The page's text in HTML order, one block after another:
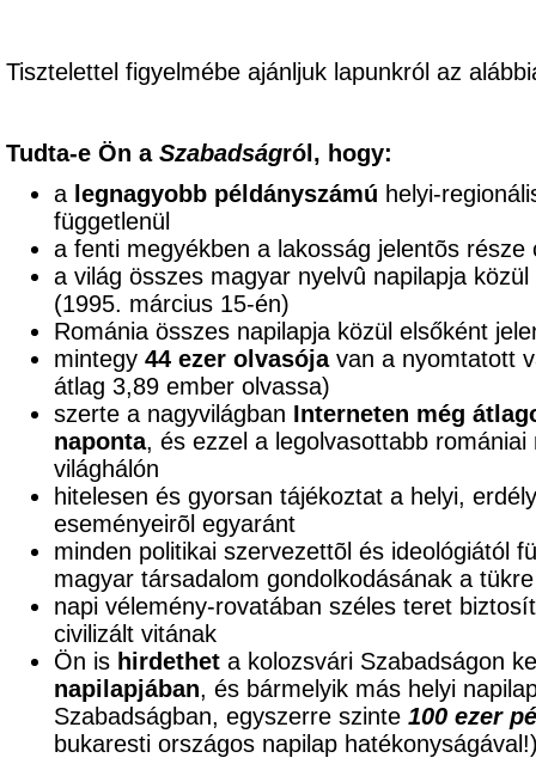
Tisztelettel figyelmébe ajánljuk lapunkról az
Tudta-e Ön a Szabadságról, hogy:
a legnagyobb példányszámú helyi-
függetlenül
a fenti megyékben a lakosság jelentõs
a világ összes magyar nyelvû napilapja
(1995. március 15-én)
Románia összes napilapja közül elsőként
mintegy 44 ezer olvasójavan a nyomtatott
átlag 3,89 ember olvassa)
szerte a nagyvilágban Interneten még
naponta, és ezzel a legolvasottabb
világhálón
hitelesen és gyorsan tájékoztat a helyi,
eseményeirõl egyaránt
minden politikai szervezettõl és ideológiától
magyar társadalom gondolkodásának a tükre
napi vélemény-rovatában széles teret
civilizált vitának
Ön is hirdethet a kolozsvári Szabadságon
napilapjában, és bármelyik más helyi
Szabadságban, egyszerre szinte 100 ezer
bukaresti országos napilap